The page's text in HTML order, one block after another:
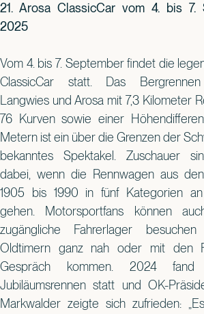
21. Arosa ClassicCar vom 4. bis 7.
2025
Vom 4. bis 7. September findet die
ClassicCar statt. Das
Langwies und Arosa mit 7,3 Kilometer
76 Kurven sowie einer
Metern ist ein über die Grenzen der
bekanntes Spektakel. Zuschauer
dabei, wenn die Rennwagen aus
1905 bis 1990 in fünf Kategorien
gehen. Motorsportfans können
zugängliche Fahrerlager
Oldtimern ganz nah oder mit den
Gespräch kommen. 2024
Jubiläumsrennen statt und OK-
Markwalder zeigte sich zufrieden: